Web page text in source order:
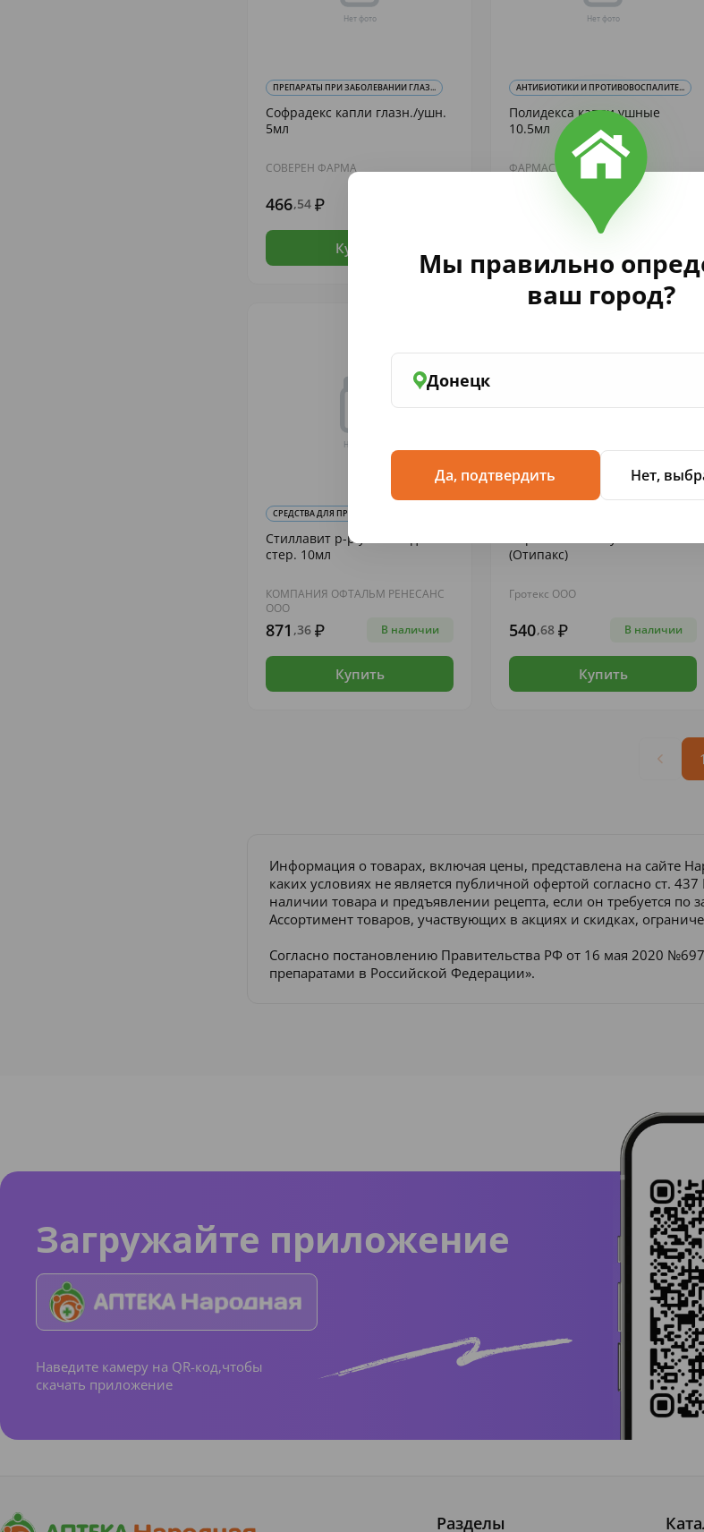
Мы правильно
ваш город?
Донецк
Да, подтвердить Нет,
ПРЕПАРАТЫ ПРИ ЗАБОЛЕВАНИИ ГЛАЗ...
Софрадекс капли глазн./ушн.
5мл
СОВЕРЕН ФАРМА
466,54
Купить
АНТИБИОТИКИ И ПРОТИВОВОСПАЛИТЕ...
Полидекса капли ушные
10.5мл
ФАРМАСТЕР
В наличии
СРЕДСТВА ДЛЯ ПРОФИЛАКТИКИ И ЛЕ...
Стиллавит р-р увлажн. д/глаз
стер. 10мл
КОМПАНИЯ ОФТАЛЬМ РЕНЕСАНС
ООО
871 ,36 В наличии
Купить
(Отипакс)
Гротекс ООО
540,68 В наличии
Купить
1
Информация о товарах, включая цены, представлена на сайте
каких условиях не является публичной офертой согласно ст.
наличии товара и предъявлении рецепта, если он требуется по
Ассортимент товаров, участвующих в акциях и скидках,
Согласно постановлению Правительства РФ от 16 мая 2020
препаратами в Российской Федерации».
Загружайте приложение
Наведите камеру на QR-код,чтобы
скачать приложение
Разделы